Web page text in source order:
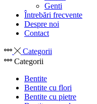
Genti
Întrebări frecvente
Despre noi
Contact
Categorii
Categorii
Bentite
Bentite cu flori
Bentite cu pietre